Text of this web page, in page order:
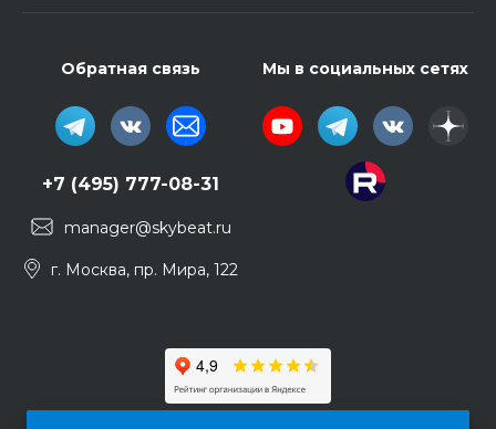
Обратная связь
+7 (495) 777-08-31
manager@skybeat.ru
г. Москва, пр. Мира, 122
Мы в социальных сетях